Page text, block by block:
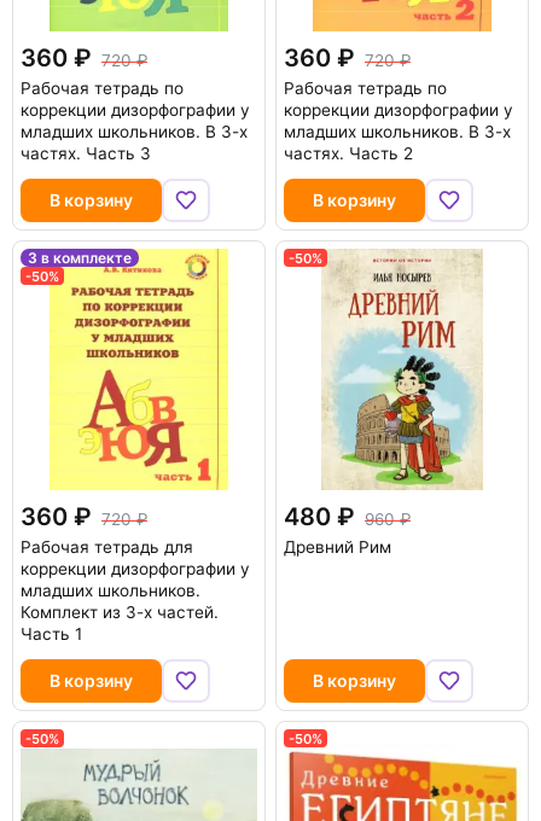
360
720
Рабочая тетрадь по
коррекции дизорфографии у
младших школьников. В 3-х
частях. Часть 3
В корзину
360
720
Рабочая тетрадь по
коррекции дизорфографии у
младших школьников. В 3-х
частях. Часть 2
В корзину
3 в комплекте
-50%
360
720
Рабочая тетрадь для
коррекции дизорфографии у
младших школьников.
Комплект из 3-х частей.
Часть 1
В корзину
-50%
480
960
Древний Рим
В корзину
-50% -50%